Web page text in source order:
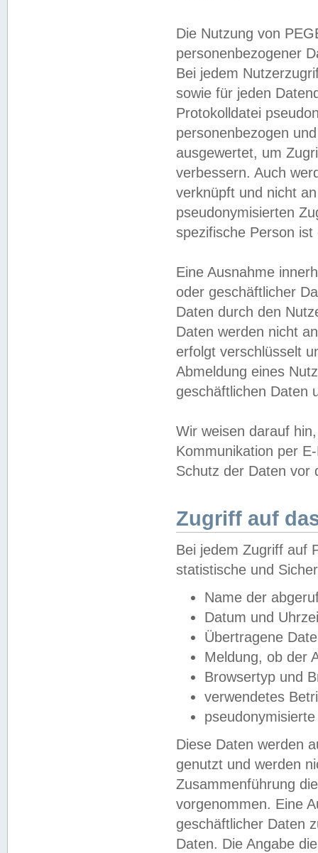
Die Nutzung von
personenbezogener
Bei jedem
sowie für jeden
Protokolldatei
personenbezogen
ausgewertet, um
verbessern. Auch
verknüpft und nicht
pseudonymisierten
spezifische Person
Eine Ausnahme
oder geschäftlicher
Daten durch den
Daten werden nicht
erfolgt verschlüsselt
Abmeldung eines
geschäftlichen Daten
Wir weisen darauf
Kommunikation per
Schutz der Daten vor
Zugriff auf
Bei jedem Zugriff auf
statistische und
Name der
Datum und
Übertragene
Meldung, ob der
Browsertyp und
verwendetes
Diese Daten werden
genutzt und werden
Zusammenführung
vorgenommen. Eine
geschäftlicher Daten
Daten. Die Angabe